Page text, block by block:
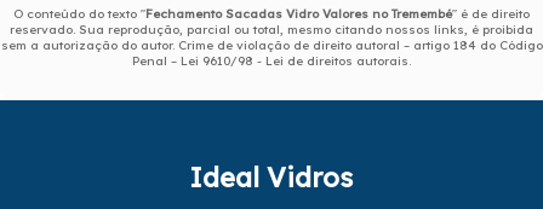
O conteúdo do texto "Fechamento Sacadas Vidro Valores no Tremembé" é de direito
reservado. Sua reprodução, parcial ou total, mesmo citando nossos links, é proibida
sem a autorização do autor. Crime de violação de direito autoral – artigo 184 do Código
Penal – Lei 9610/98 - Lei de direitos autorais.
Ideal Vidros